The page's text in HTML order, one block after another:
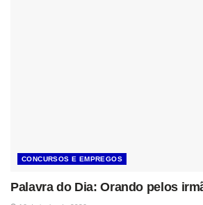
CONCURSOS E EMPREGOS
Palavra do Dia: Orando pelos